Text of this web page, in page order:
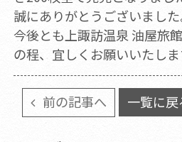
誠にありがとうございました
今後とも上諏訪温泉 油屋旅
の程、宜しくお願いいたしま
前の記事へ 一覧に戻